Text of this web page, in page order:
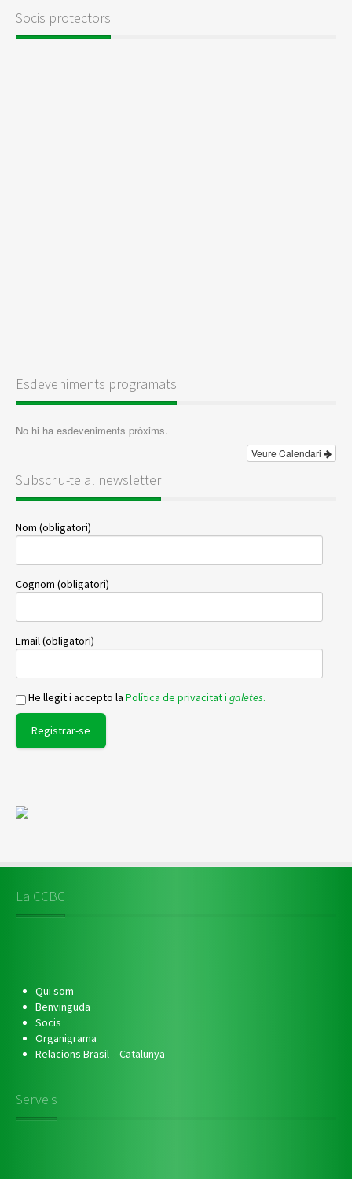
Socis protectors
Esdeveniments programats
No hi ha esdeveniments pròxims.
Veure Calendari
Subscriu-te al newsletter
Nom (obligatori)
Cognom (obligatori)
Email (obligatori)
He llegit i accepto la Política de privacitat i galetes.
La CCBC
Qui som
Benvinguda
Socis
Organigrama
Relacions Brasil – Catalunya
Serveis